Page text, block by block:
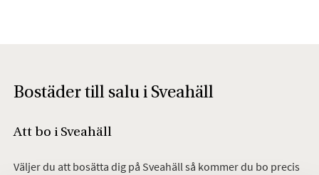
Bostäder till salu i Sveahäll
Att bo i Sveahäll
Väljer du att bosätta dig på Sveahäll så kommer du bo precis